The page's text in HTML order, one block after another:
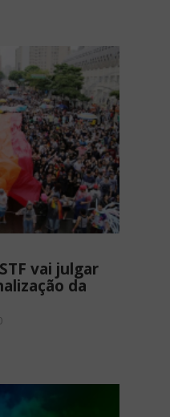
vai julgar
da